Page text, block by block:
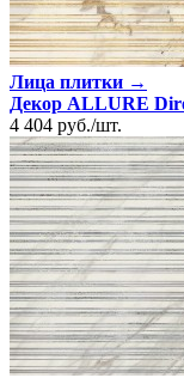
Лица плитки →
Декор ALLURE
4 404 руб./шт.